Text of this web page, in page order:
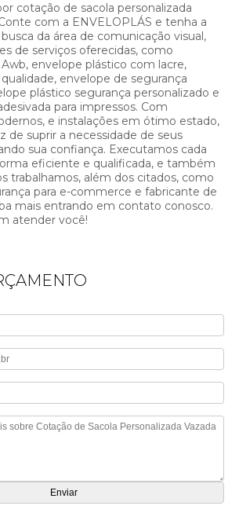
cotação de sacola personalizada
com a ENVELOPLÁS e tenha a
da área de comunicação visual,
de serviços oferecidas, como
envelope plástico com lacre,
envelope de segurança
plástico segurança personalizado e
para impressos. Com
e instalações em ótimo estado,
de suprir a necessidade de seus
sua confiança. Executamos cada
eficiente e qualificada, e também
trabalhamos, além dos citados, como
para e-commerce e fabricante de
mais entrando em contato conosco.
atender você!